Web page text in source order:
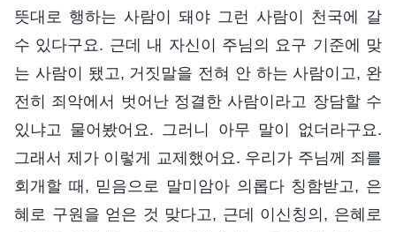
뜻대로 행하는 사람이 돼야 그런 사람이 천국에 갈
수 있다구요. 근데 내 자신이 주님의 요구 기준에 맞
는 사람이 됐고, 거짓말을 전혀 안 하는 사람이고, 완
전히 죄악에서 벗어난 정결한 사람이라고 장담할 수
있냐고 물어봤어요. 그러니 아무 말이 없더라구요.
그래서 제가 이렇게 교제했어요. 우리가 주님께 죄를
회개할 때, 믿음으로 말미암아 의롭다 칭함받고, 은
혜로 구원을 얻은 것 맞다고, 근데 이신칭의, 은혜로